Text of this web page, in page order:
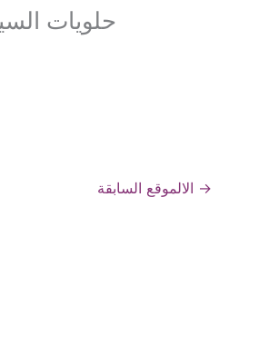
حلويات
→ الالموقع السابقة